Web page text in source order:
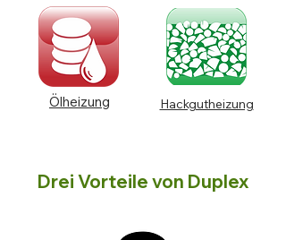
Ölheizung Hackgutheizung
Drei Vorteile von Duplex